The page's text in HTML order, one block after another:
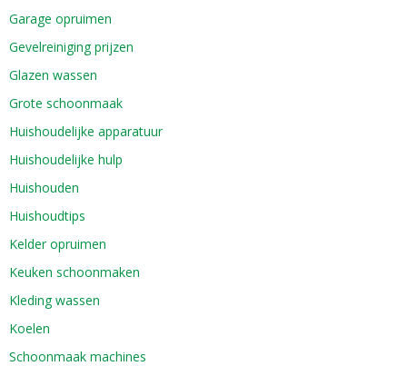
Garage opruimen
Gevelreiniging prijzen
Glazen wassen
Grote schoonmaak
Huishoudelijke apparatuur
Huishoudelijke hulp
Huishouden
Huishoudtips
Kelder opruimen
Keuken schoonmaken
Kleding wassen
Koelen
Schoonmaak machines